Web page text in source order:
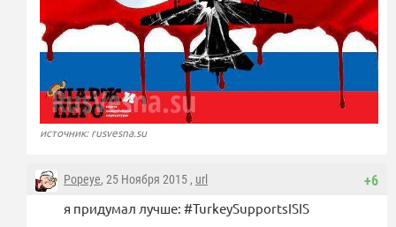
источник: rusvesna.su
+6
Popeye, 25 Ноября 2015 , url
я придумал лучше: #TurkeySupportsISIS